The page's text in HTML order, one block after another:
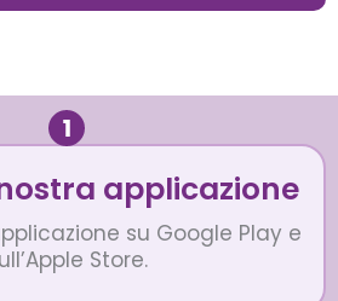
applicazione
su Google Play e
Store.